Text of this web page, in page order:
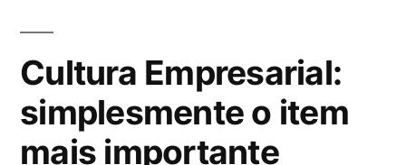
Cultura Empresarial:
simplesmente o item
mais importante